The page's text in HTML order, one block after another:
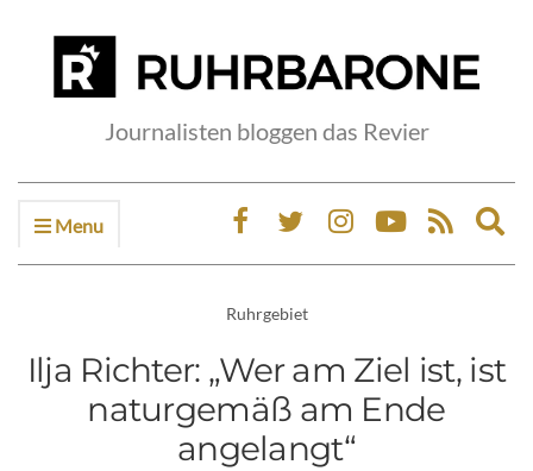
Journalisten bloggen das Revier
Menu
Ruhrgebiet
Ilja Richter: „Wer am Ziel ist, ist
naturgemäß am Ende
angelangt“